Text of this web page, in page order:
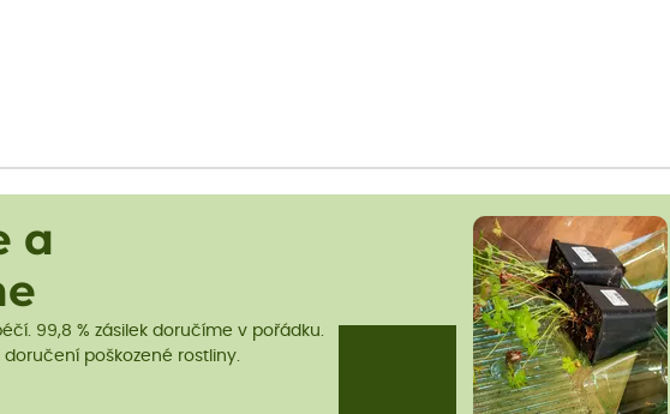
a
99,8 % zásilek doručíme v pořádku.
poškozené rostliny.